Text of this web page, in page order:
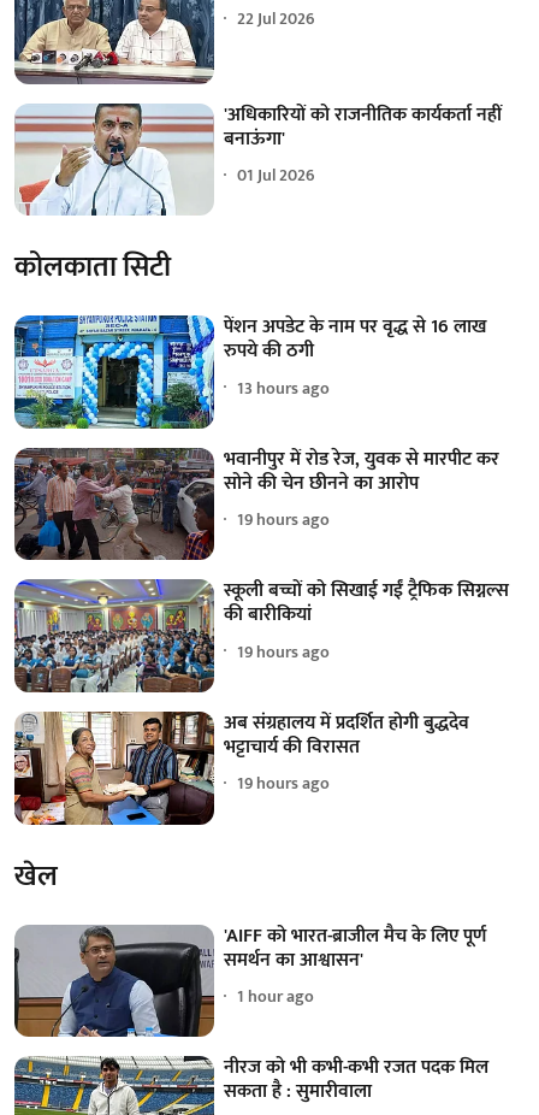
22 Jul 2026
'अधिकारियों को राजनीतिक कार्यकर्ता नहीं
बनाऊंगा'
01 Jul 2026
कोलकाता सिटी
पेंशन अपडेट के नाम पर वृद्ध से 16 लाख
रुपये की ठगी
13 hours ago
भवानीपुर में रोड रेज, युवक से मारपीट कर
सोने की चेन छीनने का आरोप
19 hours ago
स्कूली बच्चों को सिखाई गईं ट्रैफिक सिग्नल्स
की बारीकियां
19 hours ago
अब संग्रहालय में प्रदर्शित होगी बुद्धदेव
भट्टाचार्य की विरासत
19 hours ago
खेल
'AIFF को भारत-ब्राजील मैच के लिए पूर्ण
समर्थन का आश्वासन'
1 hour ago
नीरज को भी कभी-कभी रजत पदक मिल
सकता है : सुमारीवाला